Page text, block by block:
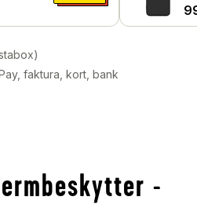
faktura, kort, bank
-